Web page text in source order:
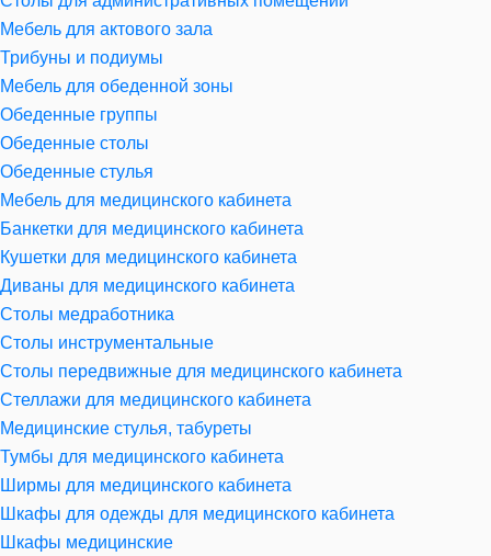
Мебель для актового зала
Трибуны и подиумы
Мебель для обеденной зоны
Обеденные группы
Обеденные столы
Обеденные стулья
Мебель для медицинского кабинета
Банкетки для медицинского кабинета
Кушетки для медицинского кабинета
Диваны для медицинского кабинета
Столы медработника
Столы инструментальные
Столы передвижные для медицинского кабинета
Стеллажи для медицинского кабинета
Медицинские стулья, табуреты
Тумбы для медицинского кабинета
Ширмы для медицинского кабинета
Шкафы для одежды для медицинского кабинета
Шкафы медицинские